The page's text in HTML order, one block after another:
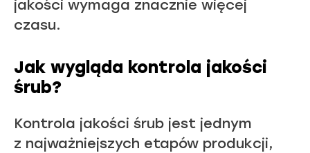
jakości wymaga znacznie więcej
czasu.
Jak wygląda kontrola jakości
śrub?
Kontrola jakości śrub jest jednym
z najważniejszych etapów produkcji,